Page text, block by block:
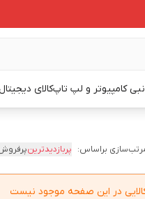
کامپیوتر و لپ تاپکالای
براساس: پربازدیدترین
در این صفحه موجود نیست